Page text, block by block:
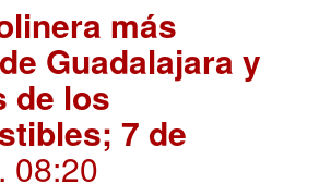
más
Guadalajara y
de los
7 de
. 08:20